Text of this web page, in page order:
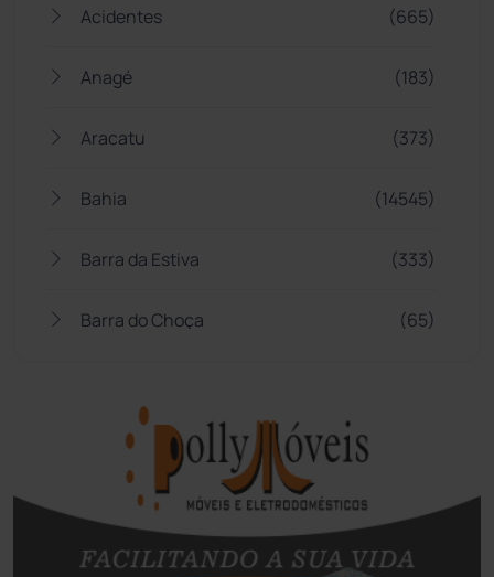
Acidentes (665)
Anagé (183)
Aracatu (373)
Bahia (14545)
Barra da Estiva (333)
Barra do Choça (65)
Bom Jesus da Lapa
Boquira
Botuporã (72)